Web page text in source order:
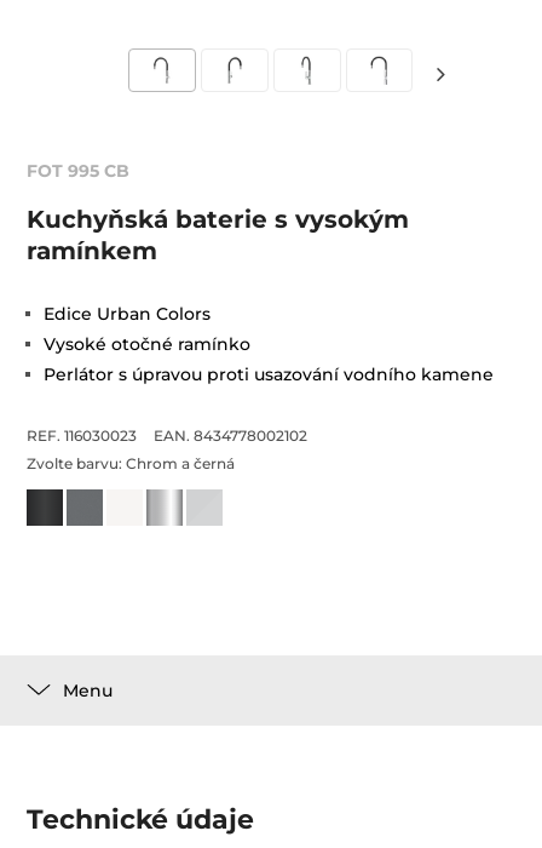
FOT 995 CB
Kuchyňská baterie s vysokým
ramínkem
Edice Urban Colors
Vysoké otočné ramínko
Perlátor s úpravou proti usazování vodního kamene
REF. 116030023
EAN. 8434778002102
Zvolte barvu:Chrom a černá
Menu
Technické údaje